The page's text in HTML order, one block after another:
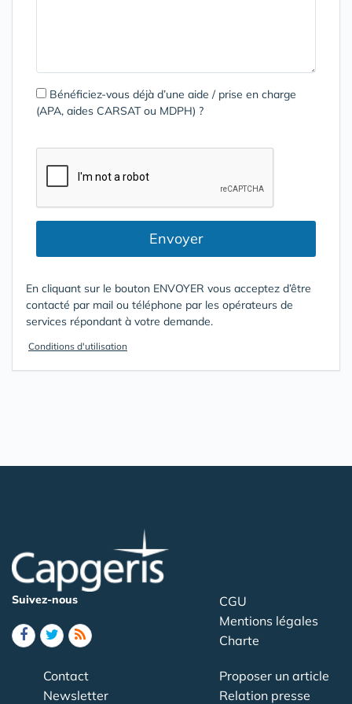
Bénéficiez-vous déjà d’une aide / prise en charge
(APA, aides CARSAT ou MDPH) ?
Envoyer
En cliquant sur le bouton ENVOYER vous acceptez d’être
contacté par mail ou téléphone par les opérateurs de
services répondant à votre demande.
Conditions d'utilisation
Suivez-nous
CGU
Mentions légales
Charte
Contact
Newsletter
Proposer un article
Relation presse